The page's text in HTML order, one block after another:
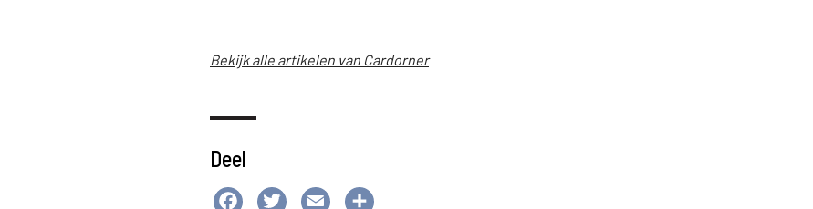
Bekijk alle artikelen van Cardorner
Deel
FacebookTwitter Email